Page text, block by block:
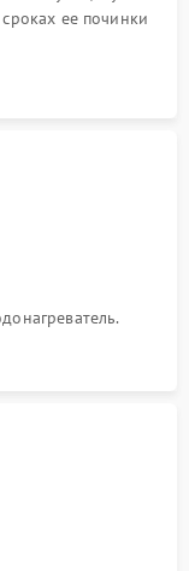
ее починки